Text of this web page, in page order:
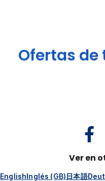
Ofertas
Ver en
EnglishInglés (GB)日本語